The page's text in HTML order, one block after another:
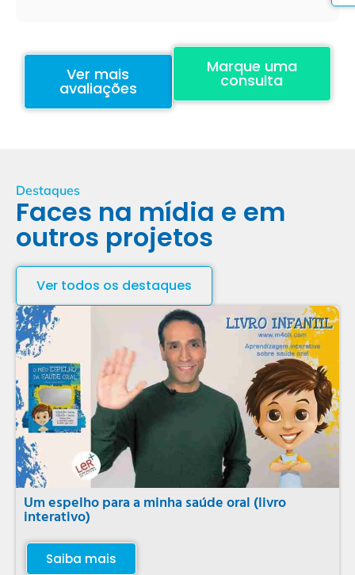
Ver mais
avaliações
Marque uma
consulta
Destaques
Faces na mídia e em
outros projetos
Ver todos os destaques
Um espelho para a minha saúde oral (livro
interativo)
Saiba mais